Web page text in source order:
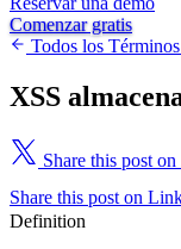
Comenzar gratis
Todos los Términos
XSS
Share this post
Share this post on
Definition